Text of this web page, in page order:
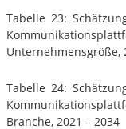
Tabelle 23:
Unternehmensgröße,
Tabelle 24:
Branche, 2021 – 2034